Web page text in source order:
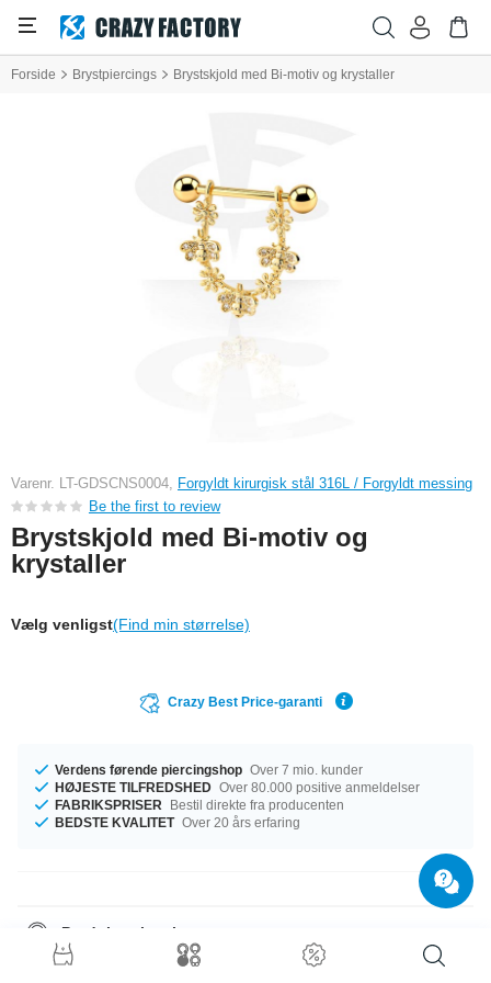
Forside Brystpiercings Brystskjold med Bi-motiv og krystaller
Varenr. LT-GDSCNS0004, Forgyldt kirurgisk stål 316L / Forgyldt messing
Be the first to review
Brystskjold med Bi-motiv og
krystaller
Vælg venligst(Find min størrelse)
Crazy Best Price-garanti
Verdens førende piercingshop Over 7 mio. kunder
HØJESTE TILFREDSHED Over 80.000 positive anmeldelser
FABRIKSPRISER
Bestil direkte fra producenten
BEDSTE KVALITET Over 20 års erfaring
Produktoplysninger
Fås i mål på 1.6 mm gauge. Dette produkt fås i en længde på 14 mm.